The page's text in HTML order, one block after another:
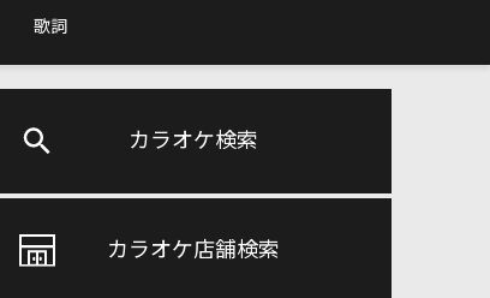
歌詞
カラオケ検索
カラオケ店舗検索